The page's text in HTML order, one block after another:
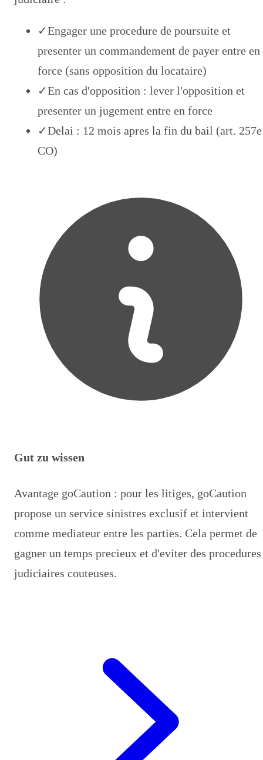
✓Engager une procedure de poursuite et
presenter un commandement de payer entre en
force (sans opposition du locataire)
✓En cas d'opposition : lever l'opposition et
presenter un jugement entre en force
✓Delai : 12 mois apres la fin du bail (art. 257e
CO)
Gut zu wissen
Avantage goCaution : pour les litiges, goCaution
propose un service sinistres exclusif et intervient
comme mediateur entre les parties. Cela permet de
gagner un temps precieux et d'eviter des procedures
judiciaires couteuses.